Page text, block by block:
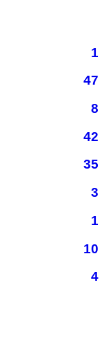
1
47
8
42
35
3
1
10
4